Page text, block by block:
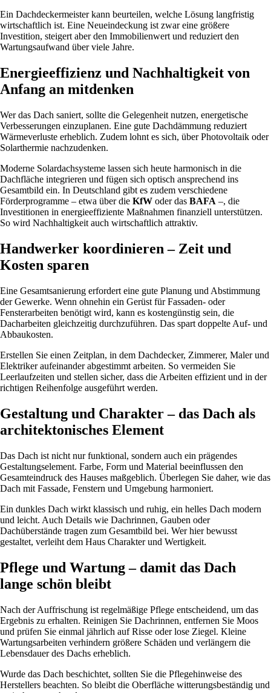
Ein Dachdeckermeister kann beurteilen, welche Lösung langfristig
wirtschaftlich ist. Eine Neueindeckung ist zwar eine größere
Investition, steigert aber den Immobilienwert und reduziert den
Wartungsaufwand über viele Jahre.
Energieeffizienz und Nachhaltigkeit von
Anfang an mitdenken
Wer das Dach saniert, sollte die Gelegenheit nutzen, energetische
Verbesserungen einzuplanen. Eine gute Dachdämmung reduziert
Wärmeverluste erheblich. Zudem lohnt es sich, über Photovoltaik oder
Solarthermie nachzudenken.
Moderne Solardachsysteme lassen sich heute harmonisch in die
Dachfläche integrieren und fügen sich optisch ansprechend ins
Gesamtbild ein. In Deutschland gibt es zudem verschiedene
Förderprogramme – etwa über die KfW oder das BAFA –, die
Investitionen in energieeffiziente Maßnahmen finanziell unterstützen.
So wird Nachhaltigkeit auch wirtschaftlich attraktiv.
Handwerker koordinieren – Zeit und
Kosten sparen
Eine Gesamtsanierung erfordert eine gute Planung und Abstimmung
der Gewerke. Wenn ohnehin ein Gerüst für Fassaden- oder
Fensterarbeiten benötigt wird, kann es kostengünstig sein, die
Dacharbeiten gleichzeitig durchzuführen. Das spart doppelte Auf- und
Abbaukosten.
Erstellen Sie einen Zeitplan, in dem Dachdecker, Zimmerer, Maler und
Elektriker aufeinander abgestimmt arbeiten. So vermeiden Sie
Leerlaufzeiten und stellen sicher, dass die Arbeiten effizient und in der
richtigen Reihenfolge ausgeführt werden.
Gestaltung und Charakter – das Dach als
architektonisches Element
Das Dach ist nicht nur funktional, sondern auch ein prägendes
Gestaltungselement. Farbe, Form und Material beeinflussen den
Gesamteindruck des Hauses maßgeblich. Überlegen Sie daher, wie das
Dach mit Fassade, Fenstern und Umgebung harmoniert.
Ein dunkles Dach wirkt klassisch und ruhig, ein helles Dach modern
und leicht. Auch Details wie Dachrinnen, Gauben oder
Dachüberstände tragen zum Gesamtbild bei. Wer hier bewusst
gestaltet, verleiht dem Haus Charakter und Wertigkeit.
Pflege und Wartung – damit das Dach
lange schön bleibt
Nach der Auffrischung ist regelmäßige Pflege entscheidend, um das
Ergebnis zu erhalten. Reinigen Sie Dachrinnen, entfernen Sie Moos
und prüfen Sie einmal jährlich auf Risse oder lose Ziegel. Kleine
Wartungsarbeiten verhindern größere Schäden und verlängern die
Lebensdauer des Dachs erheblich.
Wurde das Dach beschichtet, sollten Sie die Pflegehinweise des
Herstellers beachten. So bleibt die Oberfläche witterungsbeständig und